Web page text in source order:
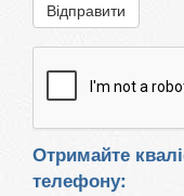
Відправити
Отримайте
телефону: